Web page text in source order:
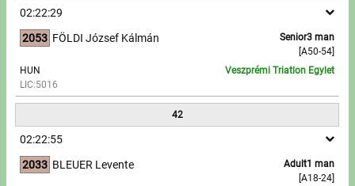
02:22:29
2053
Senior3 man
[A50-54]
FÖLDI József Kálmán
HUN
LIC:5016
Veszprémi Triatlon Egylet
42
02:22:55
2033
Adult1 man
[A18-24]
BLEUER Levente